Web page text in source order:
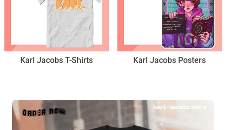
Karl Jacobs T-Shirts Karl Jacobs Posters